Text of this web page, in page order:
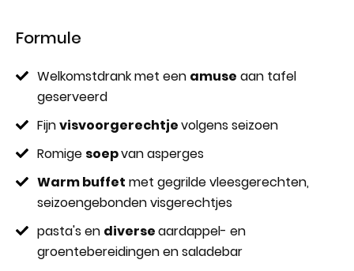
Formule
Welkomstdrank met een amuse aan tafel
geserveerd
Fijnvisvoorgerechtjevolgens seizoen
Romige soepvan asperges
Warm buffet met gegrilde vleesgerechten,
seizoengebonden visgerechtjes
pasta's en diverseaardappel- en
groentebereidingen en saladebar